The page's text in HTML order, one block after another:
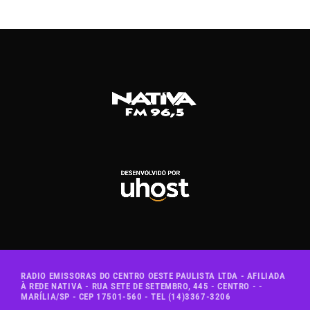
RADIO EMISSORAS DO CENTRO OESTE PAULISTA LTDA - AFILIADA
À REDE NATIVA - RUA SETE DE SETEMBRO, 445 - CENTRO - -
MARÍLIA/SP - CEP 17501-560 - TEL (14)3367-3206